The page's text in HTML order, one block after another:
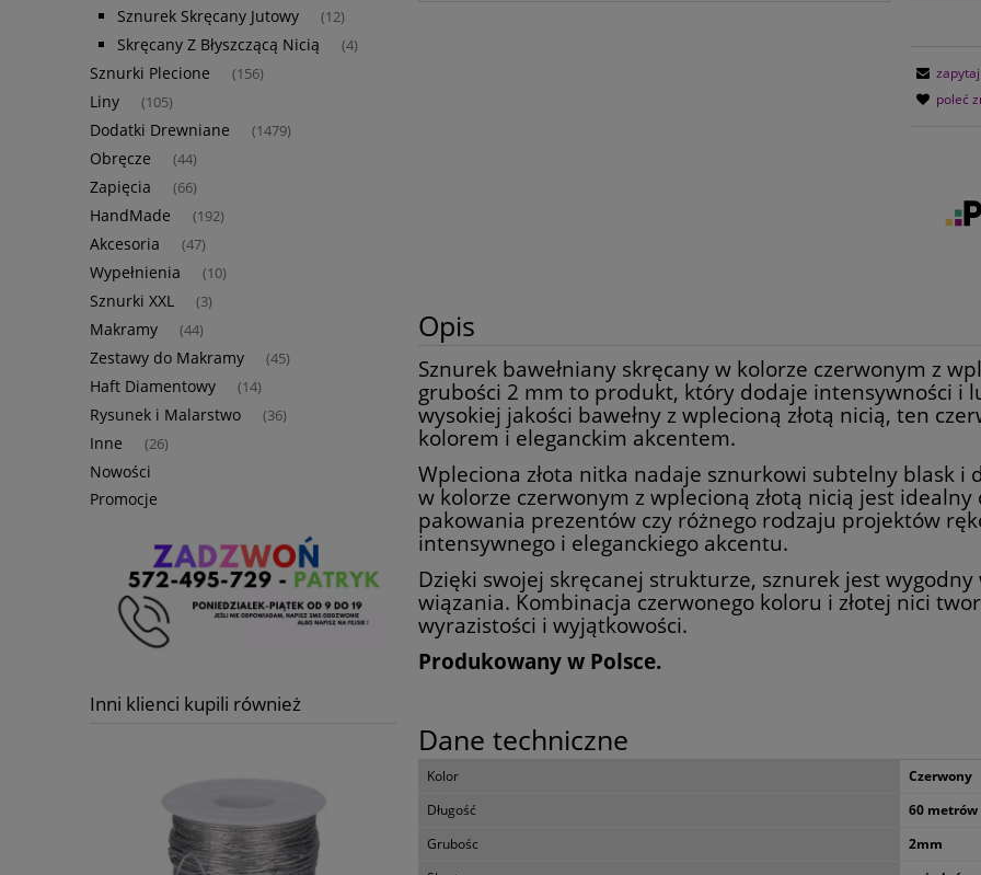
Sznurek Skręcany Jutowy (12)
Skręcany Z Błyszczącą Nicią (4)
Sznurki Plecione (156)
Liny (105)
Dodatki Drewniane (1479)
Obręcze (44)
Zapięcia (66)
HandMade (192)
Akcesoria (47)
Wypełnienia (10)
Sznurki XXL (3)
Makramy (44)
Zestawy do Makramy (45)
Haft Diamentowy (14)
Rysunek i Malarstwo (36)
Inne (26)
Nowości
Promocje
Inni klienci kupili również
poleć
Opis
Sznurek bawełniany skręcany w kolorze czerwonym z
grubości 2 mm to produkt, który dodaje intensywności i
wysokiej jakości bawełny z wplecioną złotą nicią, ten
kolorem i eleganckim akcentem.
Wpleciona złota nitka nadaje sznurkowi subtelny blask
w kolorze czerwonym z wplecioną złotą nicią jest
pakowania prezentów czy różnego rodzaju projektów
intensywnego i eleganckiego akcentu.
Dzięki swojej skręcanej strukturze, sznurek jest
wiązania. Kombinacja czerwonego koloru i złotej nici
wyrazistości i wyjątkowości.
Produkowany w Polsce.
Dane techniczne
Kolor
Czerwony
Długość
60 metrów
Grubośc
2mm